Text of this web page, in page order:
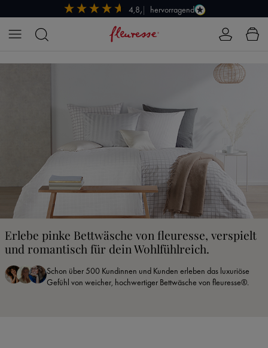
Zum Hauptinhalt springen hervorragend
4,8/5
Erlebe pinke Bettwäsche von fleuresse, verspielt
und romantisch für dein Wohlfühlreich.
Schon über 500 Kundinnen und Kunden erleben das luxuriöse
Gefühl von weicher, hochwertiger Bettwäsche von fleuresse®.